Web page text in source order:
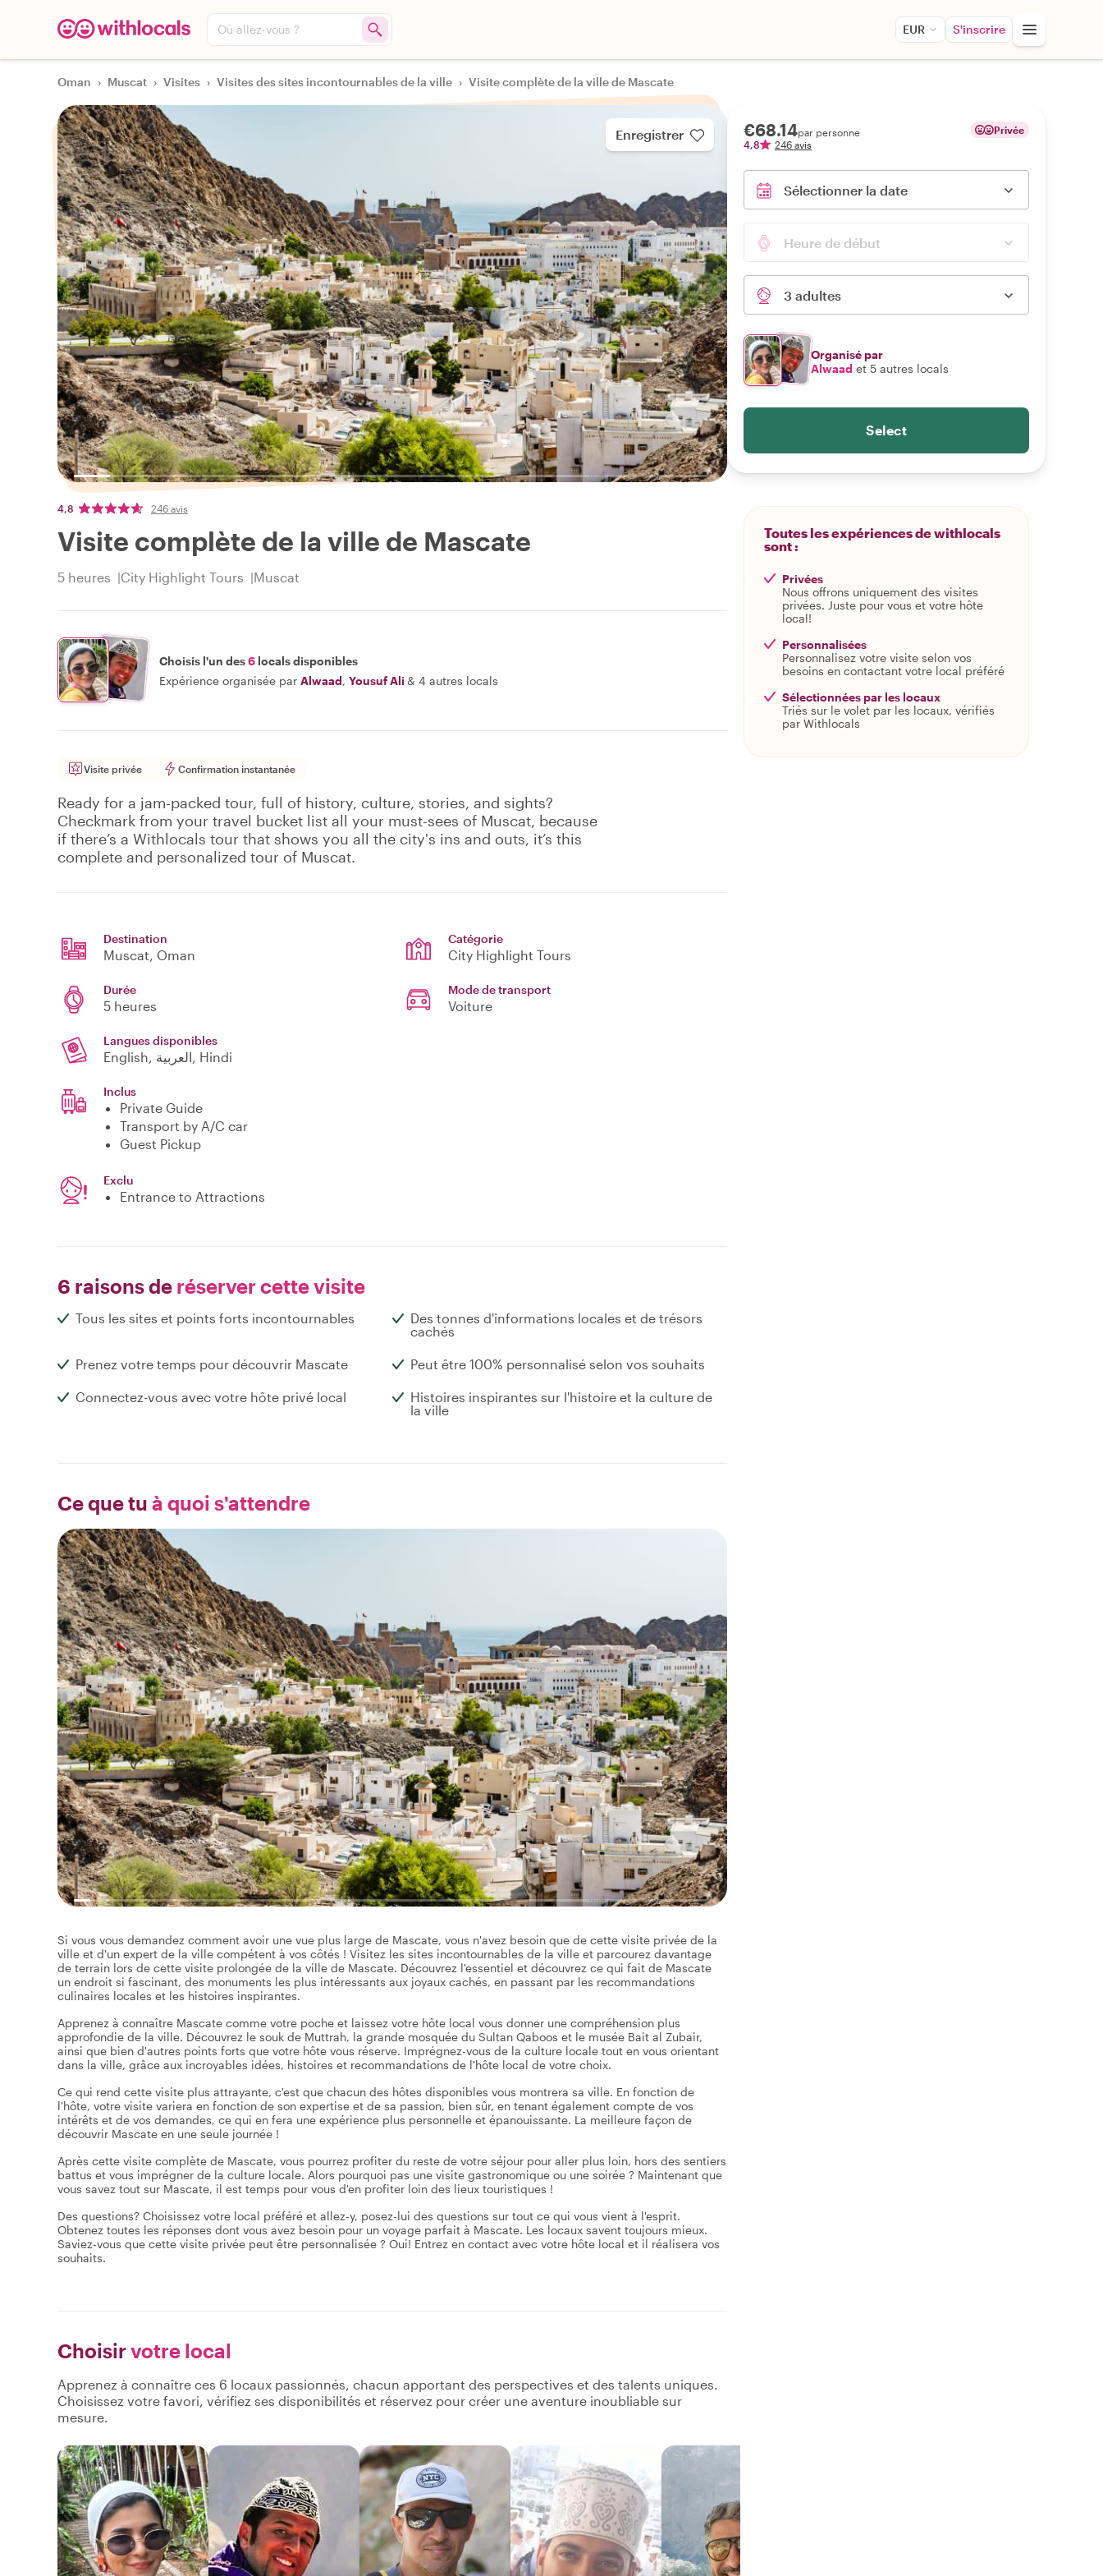
Où allez-vous ? EUR S'inscrire
Oman › Muscat › Visites › Visites des sites incontournables de la ville › Visite complète de la ville de Mascate
Enregistrer
4,8 246 avis
Visite complète de la ville de Mascate
5 heures City Highlight Tours Muscat
Choisis l'un des6 locals disponibles
Expérience organisée par Alwaad, Yousuf Ali & 4 autres locals
Visite privée Confirmation instantanée
Ready for a jam-packed tour, full of history, culture, stories, and sights?
Checkmark from your travel bucket list all your must-sees of Muscat, because
if there’s a Withlocals tour that shows you all the city's ins and outs, it’s this
complete and personalized tour of Muscat.
Destination
Muscat, Oman
Catégorie
City Highlight Tours
Durée
5 heures
Mode de transport
Voiture
Langues disponibles
English, العربية, Hindi
Inclus
Private Guide
Transport by A/C car
Guest Pickup
Exclu
Entrance to Attractions
6 raisons de réserver cette visite
Tous les sites et points forts incontournables
Des tonnes d'informations locales et de trésors
cachés
Prenez votre temps pour découvrir Mascate Peut être 100% personnalisé selon vos souhaits
Connectez-vous avec votre hôte privé local
Histoires inspirantes sur l'histoire et la culture de
la ville
Ce que tu à quoi s'attendre
Si vous vous demandez comment avoir une vue plus large de Mascate, vous n'avez besoin que de cette visite privée de la
ville et d'un expert de la ville compétent à vos côtés ! Visitez les sites incontournables de la ville et parcourez davantage
de terrain lors de cette visite prolongée de la ville de Mascate. Découvrez l'essentiel et découvrez ce qui fait de Mascate
un endroit si fascinant, des monuments les plus intéressants aux joyaux cachés, en passant par les recommandations
culinaires locales et les histoires inspirantes.
Apprenez à connaître Mascate comme votre poche et laissez votre hôte local vous donner une compréhension plus
approfondie de la ville. Découvrez le souk de Muttrah, la grande mosquée du Sultan Qaboos et le musée Bait al Zubair,
ainsi que bien d'autres points forts que votre hôte vous réserve. Imprégnez-vous de la culture locale tout en vous orientant
dans la ville, grâce aux incroyables idées, histoires et recommandations de l'hôte local de votre choix.
Ce qui rend cette visite plus attrayante, c'est que chacun des hôtes disponibles vous montrera sa ville. En fonction de
l'hôte, votre visite variera en fonction de son expertise et de sa passion, bien sûr, en tenant également compte de vos
intérêts et de vos demandes, ce qui en fera une expérience plus personnelle et épanouissante. La meilleure façon de
découvrir Mascate en une seule journée !
Après cette visite complète de Mascate, vous pourrez profiter du reste de votre séjour pour aller plus loin, hors des sentiers
battus et vous imprégner de la culture locale. Alors pourquoi pas une visite gastronomique ou une soirée ? Maintenant que
vous savez tout sur Mascate, il est temps pour vous d'en profiter loin des lieux touristiques !
Des questions? Choisissez votre local préféré et allez-y, posez-lui des questions sur tout ce qui vous vient à l'esprit.
Obtenez toutes les réponses dont vous avez besoin pour un voyage parfait à Mascate. Les locaux savent toujours mieux.
Saviez-vous que cette visite privée peut être personnalisée ? Oui! Entrez en contact avec votre hôte local et il réalisera vos
souhaits.
Choisir votre local
Apprenez à connaître ces 6 locaux passionnés, chacun apportant des perspectives et des talents uniques.
Choisissez votre favori, vérifiez ses disponibilités et réservez pour créer une aventure inoubliable sur
mesure.
€68.14par personne
4,8
246 avis
Privée
Sélectionner la date
Heure de début
3 adultes
Organisé par
Alwaad et 5 autres locals
Select
Toutes les expériences de withlocals
sont :
Privées
Nous offrons uniquement des visites
privées. Juste pour vous et votre hôte
local!
Personnalisées
Personnalisez votre visite selon vos
besoins en contactant votre local préféré
Sélectionnées par les locaux
Triés sur le volet par les locaux, vérifiés
par Withlocals